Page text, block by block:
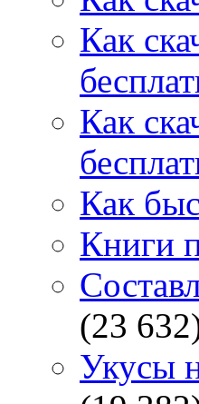
Как
Как
Как
Книги
(23
Укусы